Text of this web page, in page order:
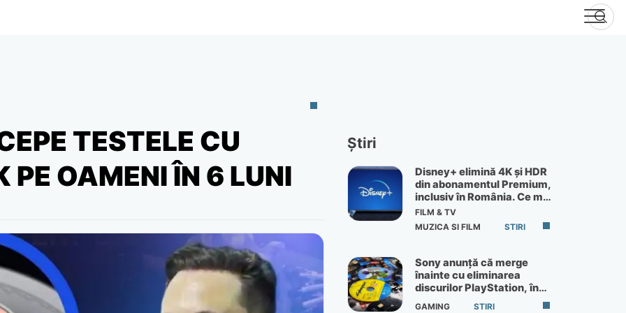
TESTELE CU
PE OAMENI ÎN 6 LUNI
Știri
Disney+ elimină 4K și HDR
din abonamentul Premium,
inclusiv în România. Ce mai
primești de 60 lei pe lună
FILM & TV
MUZICA SI FILM
STIRI
Sony anunță că merge
înainte cu eliminarea
discurilor PlayStation, în
ciuda protestelor
GAMING STIRI